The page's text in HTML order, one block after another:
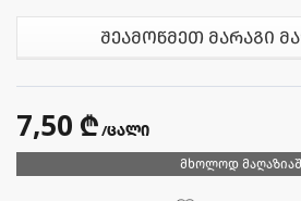
შეამოწმეთ მარაგი
7,50 ₾ /ცალი
მხოლოდ